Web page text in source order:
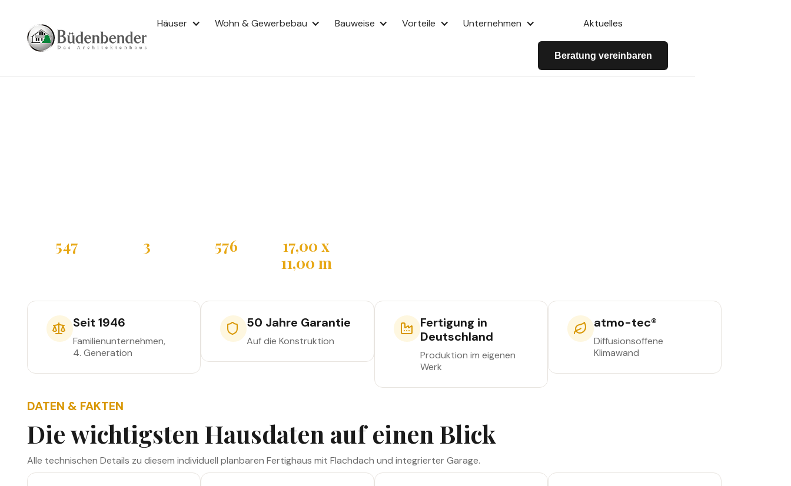
Häuser Wohn & Gewerbebau Bauweise Vorteile Unternehmen Aktuelles
Beratung vereinbaren
MEHRFAMILIENHAUS
CERVINO II
Cervino II
547 3 576
17,00 x
11,00 m
Seit 1946
Familienunternehmen,
4. Generation
50 Jahre Garantie
Auf die Konstruktion
Fertigung in
Deutschland
Produktion im eigenen
Werk
atmo-tec®
Diffusionsoffene
Klimawand
DATEN & FAKTEN
Die wichtigsten Hausdaten auf einen Blick
Alle technischen Details zu diesem individuell planbaren Fertighaus mit Flachdach und integrierter Garage.